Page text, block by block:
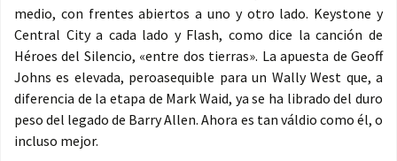
medio, con frentes abiertos a uno y otro lado. Keystone y
Central City a cada lado y Flash, como dice la canción de
Héroes del Silencio, «entre dos tierras». La apuesta de Geoff
Johns es elevada, peroasequible para un Wally West que, a
diferencia de la etapa de Mark Waid, ya se ha librado del duro
peso del legado de Barry Allen. Ahora es tan váldio como él, o
incluso mejor.